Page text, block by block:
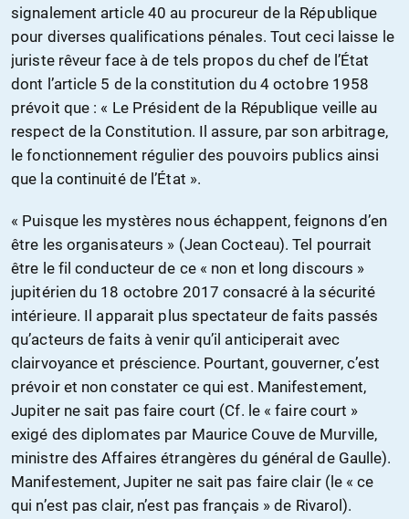
signalement article 40 au procureur de la République
pour diverses qualifications pénales. Tout ceci laisse le
juriste rêveur face à de tels propos du chef de l’État
dont l’article 5 de la constitution du 4 octobre 1958
prévoit que : « Le Président de la République veille au
respect de la Constitution. Il assure, par son arbitrage,
le fonctionnement régulier des pouvoirs publics ainsi
que la continuité de l’État ».
« Puisque les mystères nous échappent, feignons d’en
être les organisateurs » (Jean Cocteau). Tel pourrait
être le fil conducteur de ce « non et long discours »
jupitérien du 18 octobre 2017 consacré à la sécurité
intérieure. Il apparait plus spectateur de faits passés
qu’acteurs de faits à venir qu’il anticiperait avec
clairvoyance et préscience. Pourtant, gouverner, c’est
prévoir et non constater ce qui est. Manifestement,
Jupiter ne sait pas faire court (Cf. le « faire court »
exigé des diplomates par Maurice Couve de Murville,
ministre des Affaires étrangères du général de Gaulle).
Manifestement, Jupiter ne sait pas faire clair (le « ce
qui n’est pas clair, n’est pas français » de Rivarol).